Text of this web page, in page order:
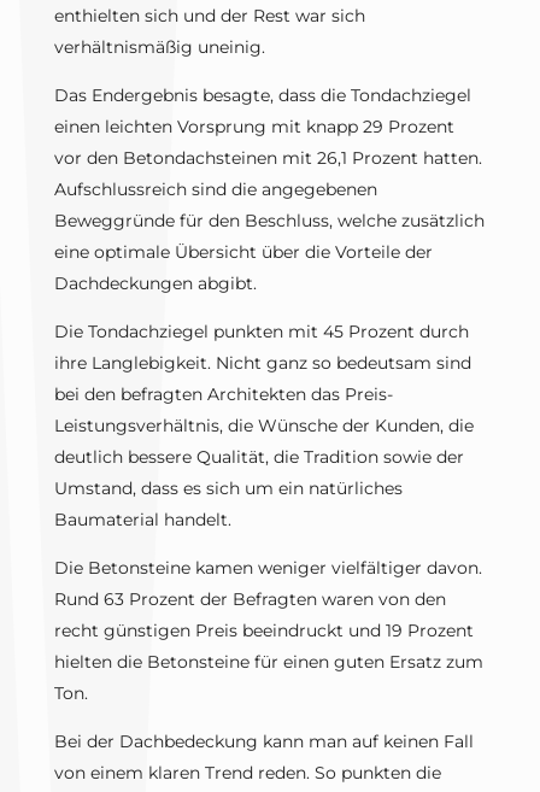
enthielten sich und der Rest war sich
verhältnismäßig uneinig.
Das Endergebnis besagte, dass die Tondachziegel
einen leichten Vorsprung mit knapp 29 Prozent
vor den Betondachsteinen mit 26,1 Prozent hatten.
Aufschlussreich sind die angegebenen
Beweggründe für den Beschluss, welche zusätzlich
eine optimale Übersicht über die Vorteile der
Dachdeckungen abgibt.
Die Tondachziegel punkten mit 45 Prozent durch
ihre Langlebigkeit. Nicht ganz so bedeutsam sind
bei den befragten Architekten das Preis-
Leistungsverhältnis, die Wünsche der Kunden, die
deutlich bessere Qualität, die Tradition sowie der
Umstand, dass es sich um ein natürliches
Baumaterial handelt.
Die Betonsteine kamen weniger vielfältiger davon.
Rund 63 Prozent der Befragten waren von den
recht günstigen Preis beeindruckt und 19 Prozent
hielten die Betonsteine für einen guten Ersatz zum
Ton.
Bei der Dachbedeckung kann man auf keinen Fall
von einem klaren Trend reden. So punkten die